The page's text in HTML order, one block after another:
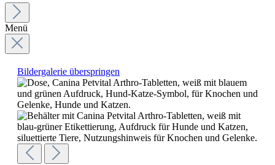
Menü
Bildergalerie überspringen